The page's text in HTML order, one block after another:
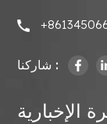
شاركنا :
الإخبارية